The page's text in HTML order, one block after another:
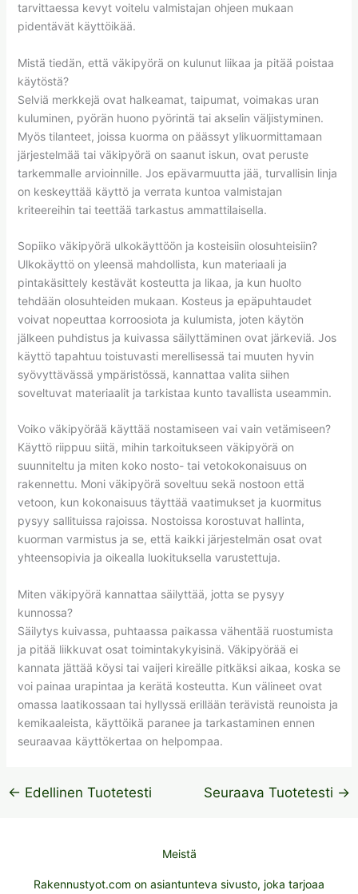
tarvittaessa kevyt voitelu valmistajan ohjeen mukaan
pidentävät käyttöikää.
Mistä tiedän, että väkipyörä on kulunut liikaa ja pitää poistaa
käytöstä?
Selviä merkkejä ovat halkeamat, taipumat, voimakas uran
kuluminen, pyörän huono pyörintä tai akselin väljistyminen.
Myös tilanteet, joissa kuorma on päässyt ylikuormittamaan
järjestelmää tai väkipyörä on saanut iskun, ovat peruste
tarkemmalle arvioinnille. Jos epävarmuutta jää, turvallisin linja
on keskeyttää käyttö ja verrata kuntoa valmistajan
kriteereihin tai teettää tarkastus ammattilaisella.
Sopiiko väkipyörä ulkokäyttöön ja kosteisiin olosuhteisiin?
Ulkokäyttö on yleensä mahdollista, kun materiaali ja
pintakäsittely kestävät kosteutta ja likaa, ja kun huolto
tehdään olosuhteiden mukaan. Kosteus ja epäpuhtaudet
voivat nopeuttaa korroosiota ja kulumista, joten käytön
jälkeen puhdistus ja kuivassa säilyttäminen ovat järkeviä. Jos
käyttö tapahtuu toistuvasti merellisessä tai muuten hyvin
syövyttävässä ympäristössä, kannattaa valita siihen
soveltuvat materiaalit ja tarkistaa kunto tavallista useammin.
Voiko väkipyörää käyttää nostamiseen vai vain vetämiseen?
Käyttö riippuu siitä, mihin tarkoitukseen väkipyörä on
suunniteltu ja miten koko nosto- tai vetokokonaisuus on
rakennettu. Moni väkipyörä soveltuu sekä nostoon että
vetoon, kun kokonaisuus täyttää vaatimukset ja kuormitus
pysyy sallituissa rajoissa. Nostoissa korostuvat hallinta,
kuorman varmistus ja se, että kaikki järjestelmän osat ovat
yhteensopivia ja oikealla luokituksella varustettuja.
Miten väkipyörä kannattaa säilyttää, jotta se pysyy
kunnossa?
Säilytys kuivassa, puhtaassa paikassa vähentää ruostumista
ja pitää liikkuvat osat toimintakykyisinä. Väkipyörää ei
kannata jättää köysi tai vaijeri kireälle pitkäksi aikaa, koska se
voi painaa urapintaa ja kerätä kosteutta. Kun välineet ovat
omassa laatikossaan tai hyllyssä erillään terävistä reunoista ja
kemikaaleista, käyttöikä paranee ja tarkastaminen ennen
seuraavaa käyttökertaa on helpompaa.
← Edellinen Tuotetesti Seuraava Tuotetesti →
Meistä
Rakennustyot.com on asiantunteva sivusto, joka tarjoaa